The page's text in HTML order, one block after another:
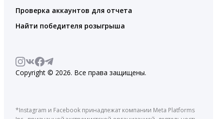
Проверка аккаунтов для отчета
Найти победителя розыгрыша
Copyright © 2026. Все права защищены.
*Instagram и Facebook принадлежат компании Meta Platforms